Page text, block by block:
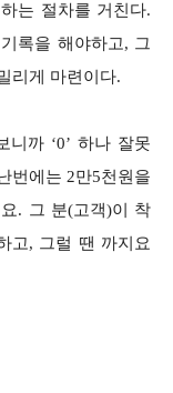
는 절차를 거친다.
록을 해야하고, 그
리게 마련이다.
니까 ‘0’ 하나 잘못
번에는 2만5천원을
. 그 분(고객)이 착
고, 그럴 땐 까지요